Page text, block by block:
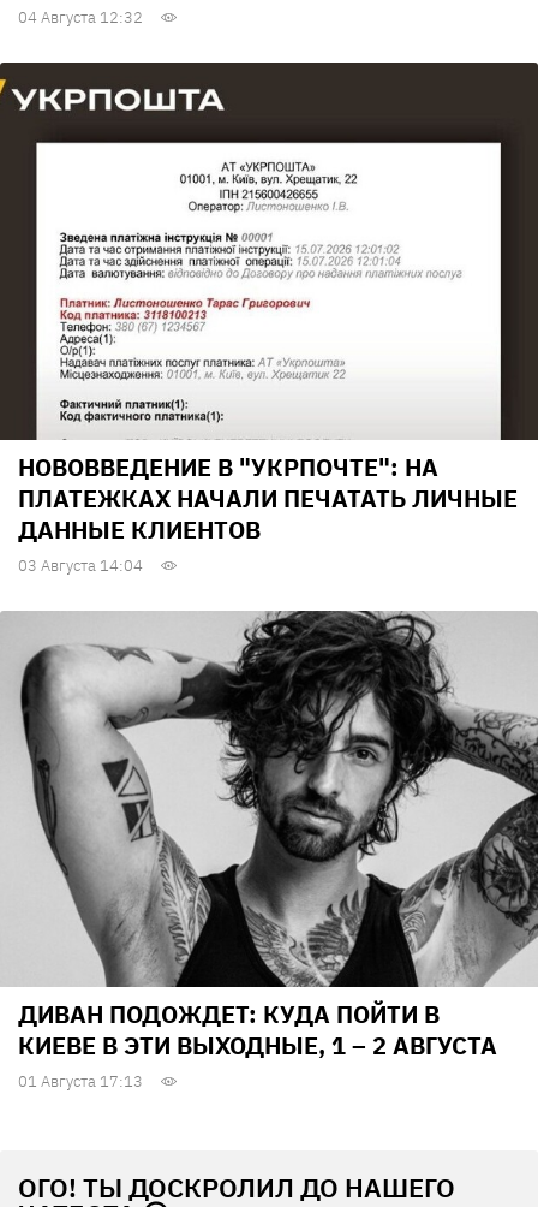
04 Августа 12:32
НОВОВВЕДЕНИЕ В "УКРПОЧТЕ": НА
ПЛАТЕЖКАХ НАЧАЛИ ПЕЧАТАТЬ ЛИЧНЫЕ
ДАННЫЕ КЛИЕНТОВ
03 Августа 14:04
ДИВАН ПОДОЖДЕТ: КУДА ПОЙТИ В
КИЕВЕ В ЭТИ ВЫХОДНЫЕ, 1 – 2 АВГУСТА
01 Августа 17:13
ОГО! ТЫ ДОСКРОЛИЛ ДО НАШЕГО